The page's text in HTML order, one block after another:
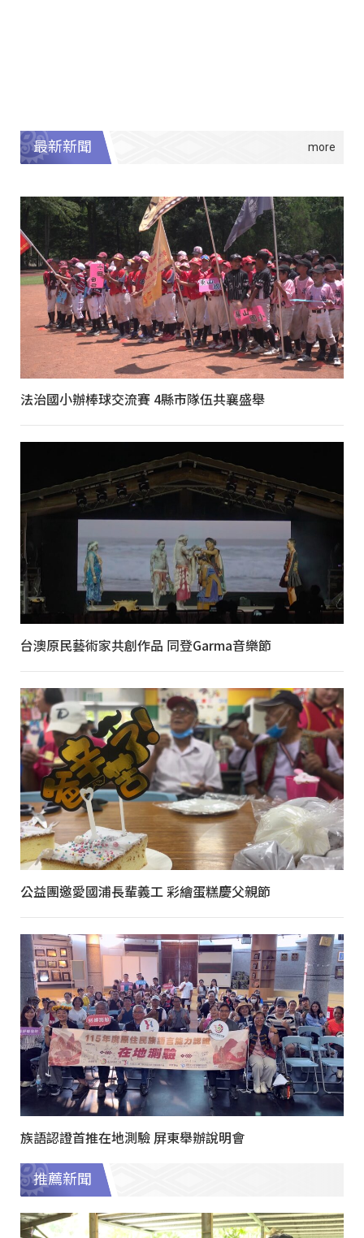
最新新聞
法治國小辦棒球交流賽 4縣市隊伍共襄盛舉
台澳原民藝術家共創作品 同登Garma音樂節
公益團邀愛國浦長輩義工 彩繪蛋糕慶父親節
族語認證首推在地測驗 屏東舉辦說明會
推薦新聞